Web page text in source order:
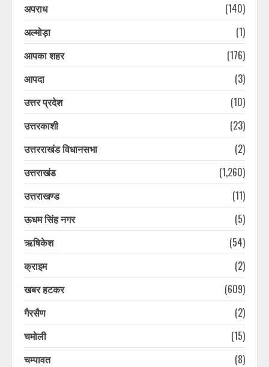
अपराध
(140)
अल्मोड़ा
(1)
आपका शहर
(176)
आपदा
(3)
उत्तर प्रदेश
(10)
उत्तरकाशी
(23)
उत्तरराखंड विधानसभा
(2)
उत्तराखंड
(1,260)
उत्तराखण्ड
(11)
ऊधम सिंह नगर
(5)
ऋषिकेश
(54)
क्राइम
(2)
खबर हटकर
(609)
गैरसैण
(2)
चमोली
(15)
चम्पावत
(8)